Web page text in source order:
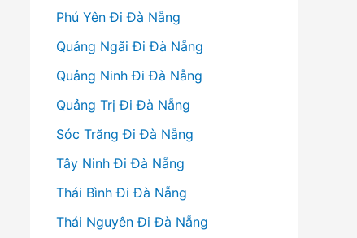
Phú Yên Đi Đà Nẵng
Quảng Ngãi Đi Đà Nẵng
Quảng Ninh Đi Đà Nẵng
Quảng Trị Đi Đà Nẵng
Sóc Trăng Đi Đà Nẵng
Tây Ninh Đi Đà Nẵng
Thái Bình Đi Đà Nẵng
Thái Nguyên Đi Đà Nẵng